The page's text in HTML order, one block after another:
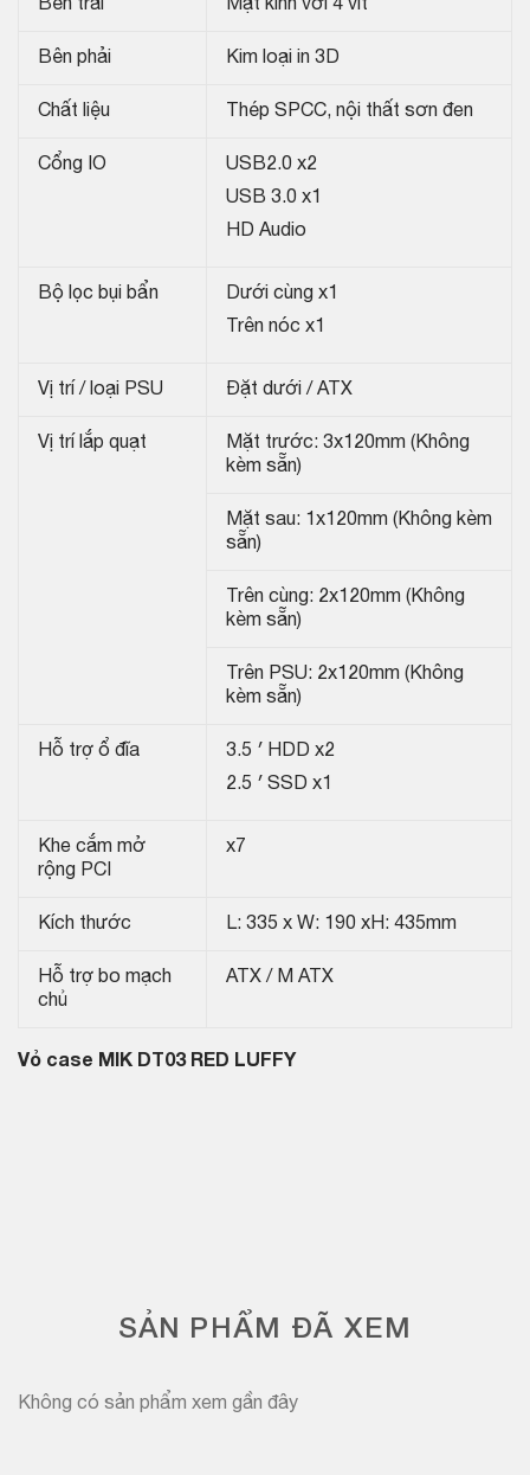
Bên trái Mặt kính với 4 vít
Bên phải Kim loại in 3D
Chất liệu Thép SPCC, nội thất sơn đen
Cổng IO
USB2.0 x2
USB 3.0 x1
HD Audio
Bộ lọc bụi bẩn
Dưới cùng x1
Trên nóc x1
Vị trí / loại PSU Đặt dưới / ATX
Vị trí lắp quạt
Mặt trước: 3x120mm (Không
kèm sẵn)
Mặt sau: 1x120mm (Không kèm
sẵn)
Trên cùng: 2x120mm (Không
kèm sẵn)
Trên PSU: 2x120mm (Không
kèm sẵn)
Hỗ trợ ổ đĩa
3.5 ′ HDD x2
2.5 ′ SSD x1
Khe cắm mở
rộng PCI
x7
Kích thước L: 335 x W: 190 xH: 435mm
Hỗ trợ bo mạch
chủ
ATX / M ATX
Vỏ case MIK DT03 RED LUFFY
SẢN PHẨM ĐÃ XEM
Không có sản phẩm xem gần đây